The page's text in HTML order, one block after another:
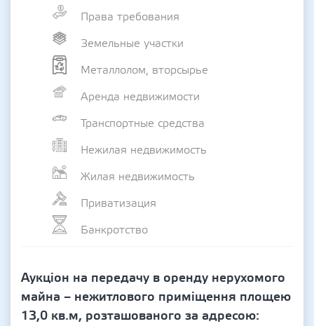
Права требования
Земельные участки
Металлолом, вторсырье
Аренда недвижимости
Транспортные средства
Нежилая недвижимость
Жилая недвижимость
Приватизация
Банкротство
Аукціон на передачу в оренду нерухомого
майна – нежитлового приміщення площею
13,0 кв.м, розташованого за адресою: